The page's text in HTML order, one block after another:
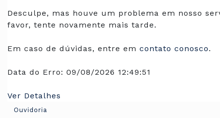
Desculpe, mas houve um problema em nosso
favor, tente novamente mais tarde.
Em caso de dúvidas, entre em contato conosco.
Data do Erro: 09/08/2026 12:49:51
Ver Detalhes
Ouvidoria